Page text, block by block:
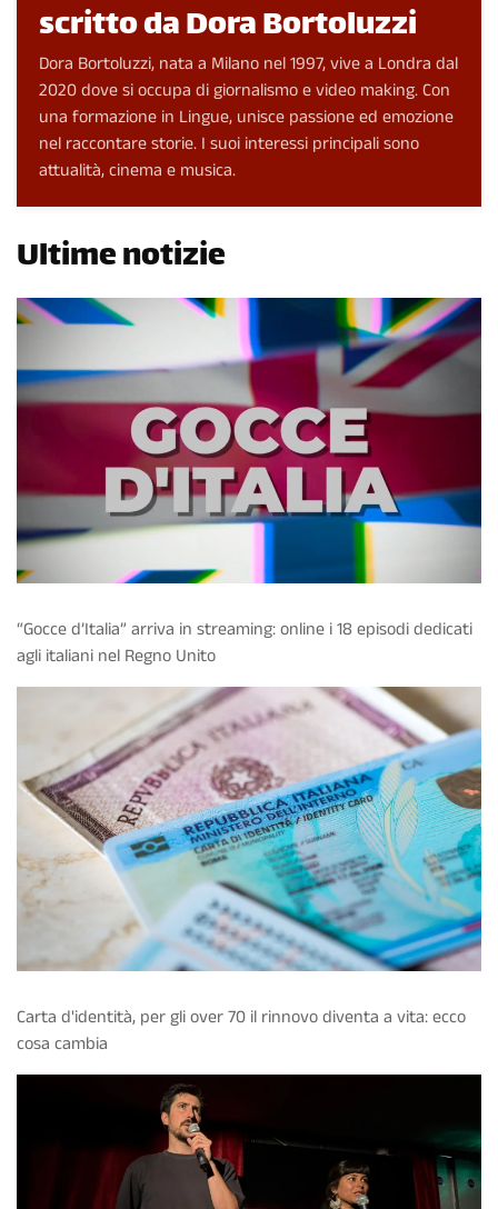
scritto da Dora Bortoluzzi
Dora Bortoluzzi, nata a Milano nel 1997, vive a Londra dal
2020 dove si occupa di giornalismo e video making. Con
una formazione in Lingue, unisce passione ed emozione
nel raccontare storie. I suoi interessi principali sono
attualità, cinema e musica.
Ultime notizie
“Gocce d’Italia” arriva in streaming: online i 18 episodi dedicati
agli italiani nel Regno Unito
Carta d'identità, per gli over 70 il rinnovo diventa a vita: ecco
cosa cambia